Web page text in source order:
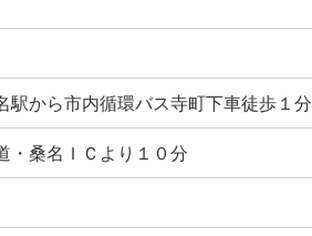
駅から市内循環バス寺町下車徒歩１分
・桑名ＩＣより１０分